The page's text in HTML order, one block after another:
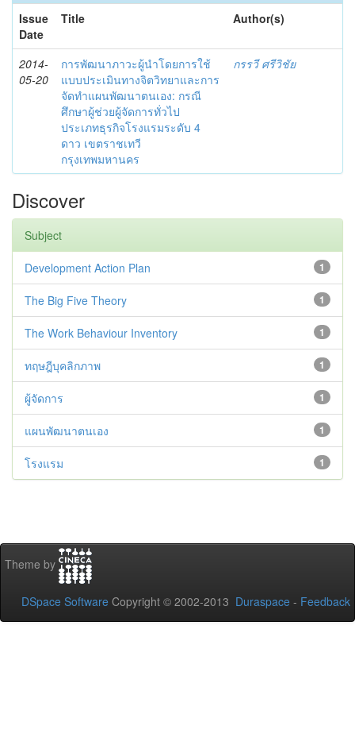
Issue
Date
Title Author(s)
2014-
05-20
การพัฒนาภาวะผู้นำโดยการใช้
แบบประเมินทางจิตวิทยาและการ
จัดทำแผนพัฒนาตนเอง: กรณี
ศึกษาผู้ช่วยผู้จัดการทั่วไป
ประเภทธุรกิจโรงแรมระดับ 4
ดาว เขตราชเทวี
กรุงเทพมหานคร
กรรวี ศรีวิชัย
Discover
Subject
1
Development Action Plan
1
The Big Five Theory
1
The Work Behaviour Inventory
1
ทฤษฎีบุคลิกภาพ
1
ผู้จัดการ
1
แผนพัฒนาตนเอง
1
โรงแรม
Theme by
DSpace Software Copyright © 2002-2013 Duraspace - Feedback